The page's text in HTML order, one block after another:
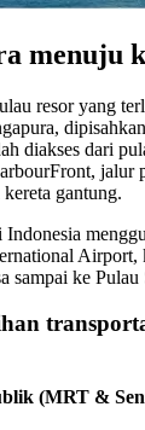
menuju
resor yang
diakses dari
jalur
gantung.
Airport,
sampai ke Pulau
(MRT &